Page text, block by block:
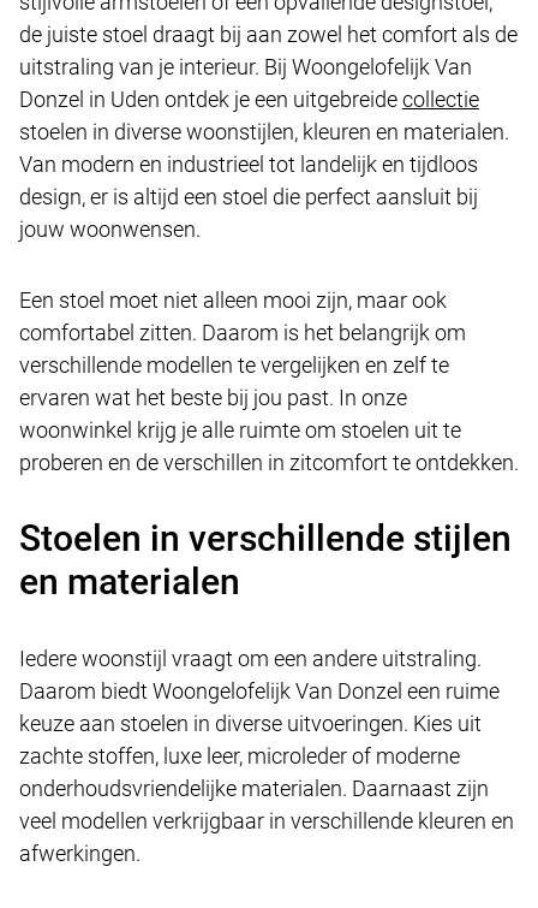
de juiste stoel draagt bij aan zowel het comfort als de
uitstraling van je interieur. Bij Woongelofelijk Van
Donzel in Uden ontdek je een uitgebreidecollectie
stoelen in diverse woonstijlen, kleuren en materialen.
Van modern en industrieel tot landelijk en tijdloos
design, er is altijd een stoel die perfect aansluit bij
jouw woonwensen.
Een stoel moet niet alleen mooi zijn, maar ook
comfortabel zitten. Daarom is het belangrijk om
verschillende modellen te vergelijken en zelf te
ervaren wat het beste bij jou past. In onze
woonwinkel krijg je alle ruimte om stoelen uit te
proberen en de verschillen in zitcomfort te ontdekken.
Stoelen in verschillende stijlen
en materialen
Iedere woonstijl vraagt om een andere uitstraling.
Daarom biedt Woongelofelijk Van Donzel een ruime
keuze aan stoelen in diverse uitvoeringen. Kies uit
zachte stoffen, luxe leer, microleder of moderne
onderhoudsvriendelijke materialen. Daarnaast zijn
veel modellen verkrijgbaar in verschillende kleuren en
afwerkingen.